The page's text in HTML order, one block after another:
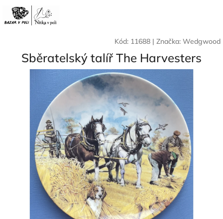
obsah
Kód: 11688 | Značka: Wedgwood
Sběratelský talíř The Harvesters